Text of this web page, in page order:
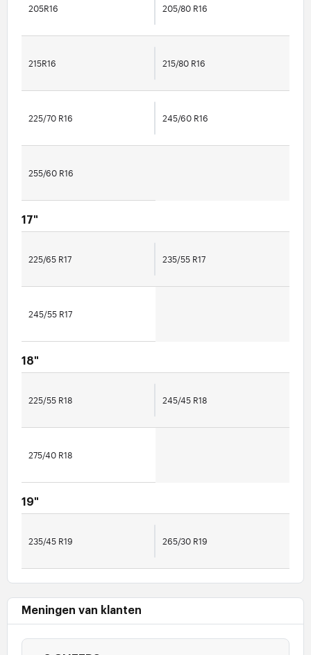
205R16 205/80 R16
215R16 215/80 R16
225/70 R16 245/60 R16
255/60 R16
17"
225/65 R17 235/55 R17
245/55 R17
18"
225/55 R18 245/45 R18
275/40 R18
19"
235/45 R19 265/30 R19
Meningen van klanten